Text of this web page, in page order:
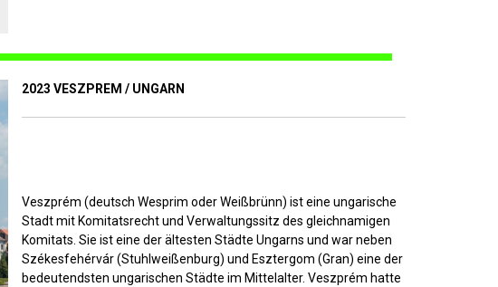
2023 VESZPREM / UNGARN
Veszprém (deutsch Wesprim oder Weißbrünn) ist eine ungarische
Stadt mit Komitatsrecht und Verwaltungssitz des gleichnamigen
Komitats. Sie ist eine der ältesten Städte Ungarns und war neben
Székesfehérvár (Stuhlweißenburg) und Esztergom (Gran) eine der
bedeutendsten ungarischen Städte im Mittelalter. Veszprém hatte